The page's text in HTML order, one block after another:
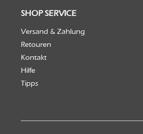
SHOP SERVICE
Versand & Zahlung
Retouren
Kontakt
Hilfe
Tipps